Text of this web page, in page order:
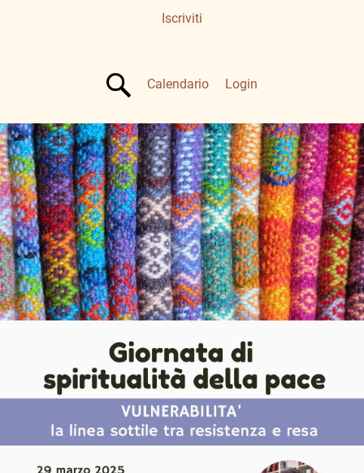
Iscriviti
Calendario Login